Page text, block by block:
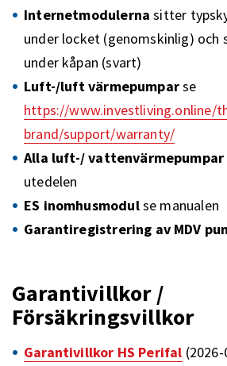
Internetmodulerna sitter
under locket (genomskinlig) och
under kåpan (svart)
Luft-/luft värmepumparse
https://www.investliving.online/
brand/support/warranty/
Alla luft-/ vattenvärmepumpar
utedelen
ES inomhusmodulse manualen
Garantiregistrering av MDV
Garantivillkor /
Försäkringsvillkor
Garantivillkor HS Perifal